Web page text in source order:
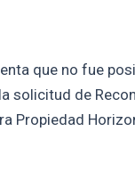
que no fue
solicitud de